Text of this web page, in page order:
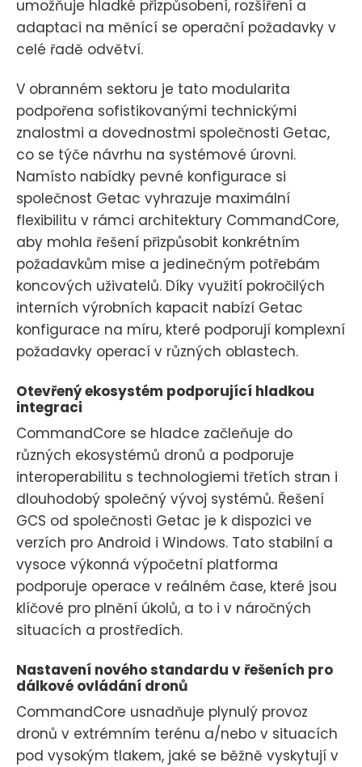
umožňuje hladké přizpůsobení, rozšíření a
adaptaci na měnící se operační požadavky v
celé řadě odvětví.
V obranném sektoru je tato modularita
podpořena sofistikovanými technickými
znalostmi a dovednostmi společnosti Getac,
co se týče návrhu na systémové úrovni.
Namísto nabídky pevné konfigurace si
společnost Getac vyhrazuje maximální
flexibilitu v rámci architektury CommandCore,
aby mohla řešení přizpůsobit konkrétním
požadavkům mise a jedinečným potřebám
koncových uživatelů. Díky využití pokročilých
interních výrobních kapacit nabízí Getac
konfigurace na míru, které podporují komplexní
požadavky operací v různých oblastech.
Otevřený ekosystém podporující hladkou
integraci
CommandCore se hladce začleňuje do
různých ekosystémů dronů a podporuje
interoperabilitu s technologiemi třetích stran i
dlouhodobý společný vývoj systémů. Řešení
GCS od společnosti Getac je k dispozici ve
verzích pro Android i Windows. Tato stabilní a
vysoce výkonná výpočetní platforma
podporuje operace v reálném čase, které jsou
klíčové pro plnění úkolů, a to i v náročných
situacích a prostředích.
Nastavení nového standardu v řešeních pro
dálkové ovládání dronů
CommandCore usnadňuje plynulý provoz
dronů v extrémním terénu a/nebo v situacích
pod vysokým tlakem, jaké se běžně vyskytují v